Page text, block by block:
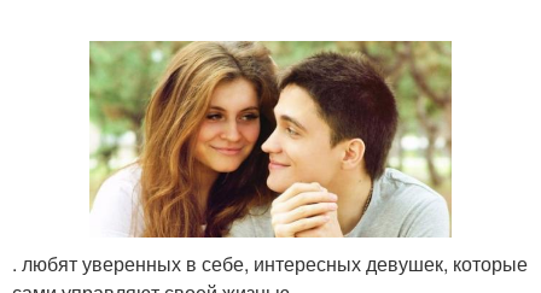
. любят уверенных в себе, интересных девушек, которые